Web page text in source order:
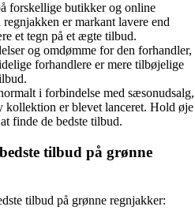
forskellige butikker og online
er markant lavere end
et tegn på et ægte tilbud.
og omdømme for den forhandler,
forhandlere er mere tilbøjelige
i forbindelse med sæsonudsalg,
kollektion er blevet lanceret. Hold øje
finde de bedste tilbud.
tilbud på grønne
tilbud på grønne regnjakker: